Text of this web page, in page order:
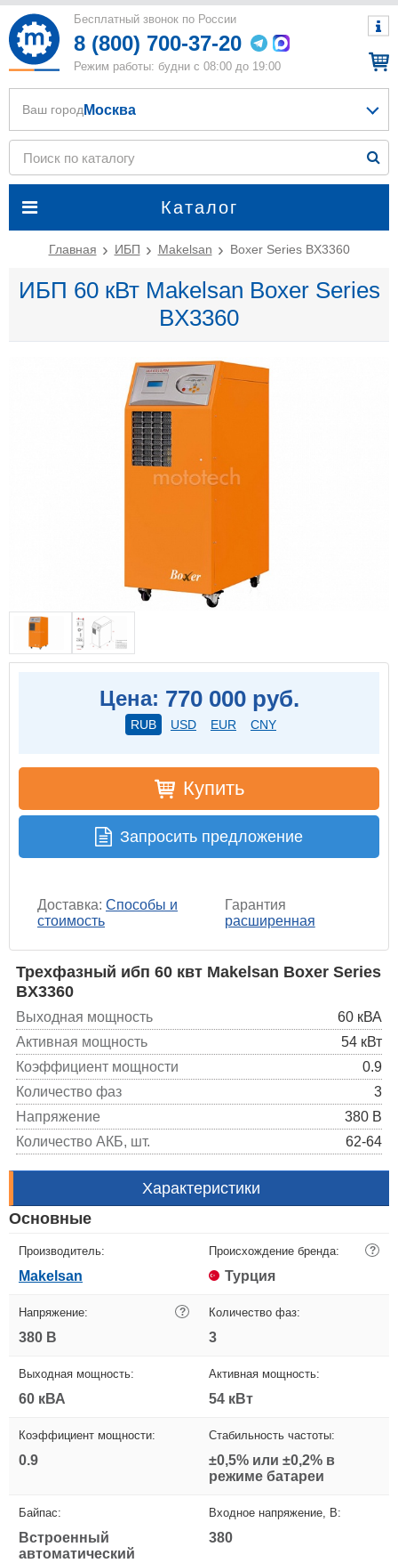
Бесплатный звонок по России
8 (800) 700-37-20
Режим работы: будни с 08:00 до 19:00
Каталог
Ваш город Москва
Главная ИБП Makelsan Boxer Series BX3360
ИБП 60 кВт Makelsan Boxer Series
BX3360
Цена: 770 000 руб.
RUB USD EUR CNY
Купить
Запросить предложение
Доставка: Способы и
стоимость
Гарантия
расширенная
Трехфазный ибп 60 квт Makelsan Boxer Series
BX3360
Выходная мощность
60 кВА
Активная мощность
54 кВт
Коэффициент мощности
0.9
Количество фаз
3
Напряжение
380 В
Количество АКБ, шт.
62-64
Характеристики
Основные
Производитель:
Makelsan
Происхождение бренда: ?
Турция
Напряжение: ?
380 В
Количество фаз:
3
Выходная мощность:
60 кВА
Активная мощность:
54 кВт
Коэффициент мощности:
0.9
Стабильность частоты:
±0,5% или ±0,2% в
режиме батареи
Байпас:
Встроенный
автоматический
Входное напряжение, В:
380